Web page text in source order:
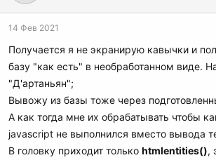
14 Фев 2021
Получается я не экранирую кавычки и
базу "как есть" в необработанном виде.
"Д'артаньян";
Вывожу из базы тоже через
А как тогда мне их обрабатывать чтобы
javascript не выполнился вместо вывода
В головку приходит только htmlentities(),